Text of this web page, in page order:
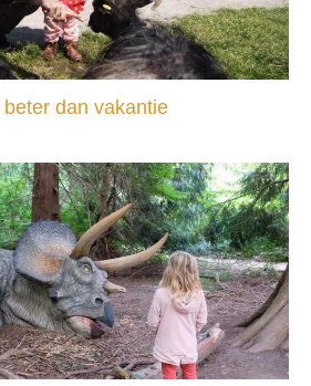
dan vakantie